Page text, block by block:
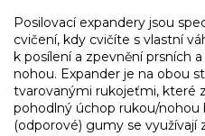
í
r
í
Posilovací expandery jsou
cvičení, kdy cvičíte s vlastní
k posílení a zpevnění prsních
nohou. Expander je na obou
tvarovanými rukojeťmi, které
pohodlný úchop rukou/nohou
(odporové) gumy se